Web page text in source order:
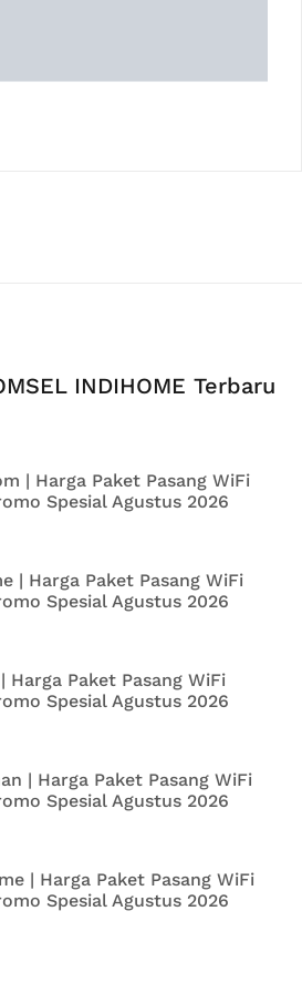
INDIHOME Terbaru
| Harga Paket Pasang WiFi
Spesial Agustus 2026
| Harga Paket Pasang WiFi
Spesial Agustus 2026
Harga Paket Pasang WiFi
Spesial Agustus 2026
| Harga Paket Pasang WiFi
Spesial Agustus 2026
| Harga Paket Pasang WiFi
Spesial Agustus 2026